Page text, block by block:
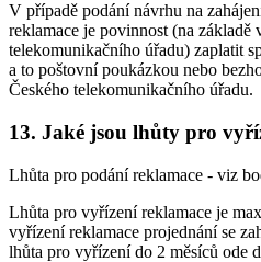
V případě podání návrhu na
reklamace je povinnost (na základě
telekomunikačního úřadu) zaplatit
a to poštovní poukázkou nebo
Českého telekomunikačního úřadu.
13. Jaké jsou lhůty pro
Lhůta pro podání reklamace - viz
Lhůta pro vyřízení reklamace je
vyřízení reklamace projednání se
lhůta pro vyřízení do 2 měsíců ode